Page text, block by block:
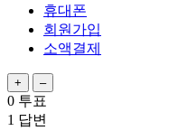
휴대폰
회원가입
소액결제
0 투표
1 답변